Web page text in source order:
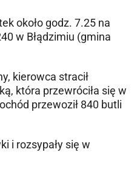
około godz. 7.25 na
w Błądzimiu (gmina
kierowca stracił
która przewróciła się w
przewoził 840 butli
i rozsypały się w